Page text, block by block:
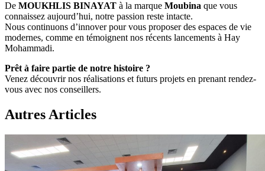
De MOUKHLIS BINAYAT à la marque Moubina que vous
connaissez aujourd’hui, notre passion reste intacte.
Nous continuons d’innover pour vous proposer des espaces de vie
modernes, comme en témoignent nos récents lancements à Hay
Mohammadi.
Prêt à faire partie de notre histoire ?
Venez découvrir nos réalisations et futurs projets en prenant rendez-
vous avec nos conseillers.
AutresArticles